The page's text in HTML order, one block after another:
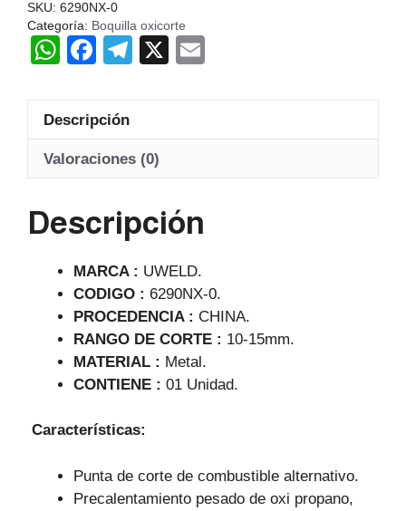
UWELD
cantidad
SKU: 6290NX-0
Categoría: Boquilla oxicorte
W
s
A
p
F
c
e
b
o
T
gr
a
X
Descripción
Valoraciones (0)
Descripción
MARCA : UWELD.
CODIGO : 6290NX-0.
PROCEDENCIA : CHINA.
RANGO DE CORTE : 10-15mm.
MATERIAL : Metal.
CONTIENE : 01 Unidad.
Características:
Punta de corte de combustible alternativo.
Precalentamiento pesado de oxi propano,